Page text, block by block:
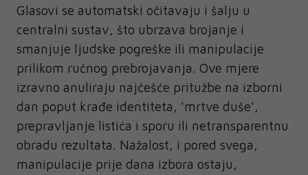
Glasovi se automatski očitavaju i šalju u
centralni sustav, što ubrzava brojanje i
smanjuje ljudske pogreške ili manipulacije
prilikom ručnog prebrojavanja. Ove mjere
izravno anuliraju najčešće pritužbe na izborni
dan poput krađe identiteta, 'mrtve duše',
prepravljanje listića i sporu ili netransparentnu
obradu rezultata. Nažalost, i pored svega,
manipulacije prije dana izbora ostaju,